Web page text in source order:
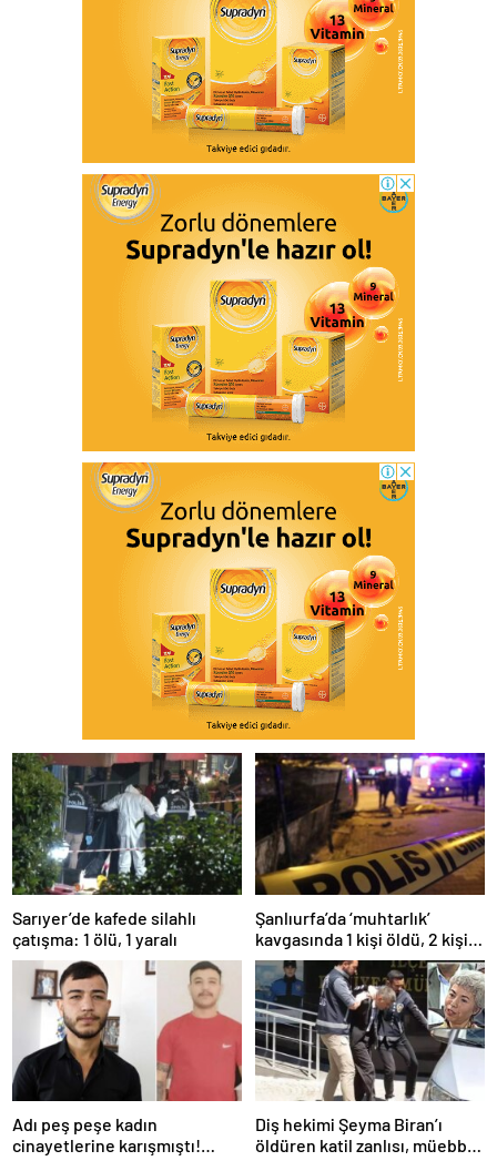
Sarıyer’de kafede silahlı
çatışma: 1 ölü, 1 yaralı
Şanlıurfa’da ‘muhtarlık’
kavgasında 1 kişi öldü, 2 kişi
yaralandı
Adı peş peşe kadın
cinayetlerine karışmıştı!
Diş hekimi Şeyma Biran’ı
öldüren katil zanlısı, müebbet